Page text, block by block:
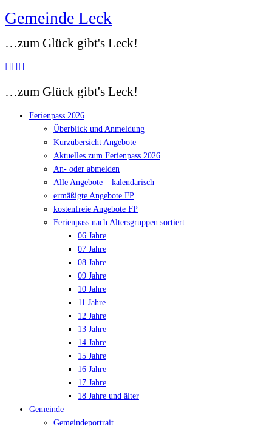
Zum
springen
Gemeinde Leck
…zum Glück gibt's Leck!
…zum Glück gibt's Leck!
Ferienpass 2026
Überblick und Anmeldung
Kurzübersicht Angebote
Aktuelles zum Ferienpass 2026
An- oder abmelden
Alle Angebote – kalendarisch
ermäßigte Angebote FP
kostenfreie Angebote FP
Ferienpass nach Altersgruppen sortiert
06 Jahre
07 Jahre
08 Jahre
09 Jahre
10 Jahre
11 Jahre
12 Jahre
13 Jahre
14 Jahre
15 Jahre
16 Jahre
17 Jahre
18 Jahre und älter
Gemeinde
Gemeindeportrait